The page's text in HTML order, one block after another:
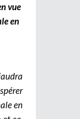
vue
en
en